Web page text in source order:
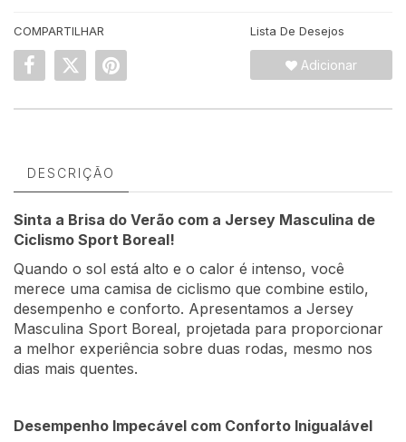
COMPARTILHAR Lista De Desejos
Adicionar
DESCRIÇÃO
Sinta a Brisa do Verão com a Jersey Masculina de
Ciclismo Sport Boreal!
Quando o sol está alto e o calor é intenso, você
merece uma camisa de ciclismo que combine estilo,
desempenho e conforto. Apresentamos a Jersey
Masculina Sport Boreal, projetada para proporcionar
a melhor experiência sobre duas rodas, mesmo nos
dias mais quentes.
Desempenho Impecável com Conforto Inigualável